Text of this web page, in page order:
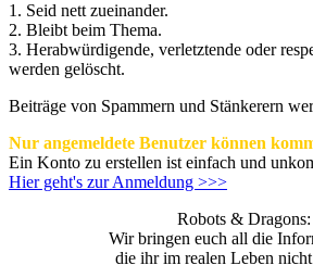
1. Seid nett zueinander.
2. Bleibt beim Thema.
3. Herabwürdigende, verletztende oder
werden gelöscht.
Beiträge von Spammern und Stänkerern
Nur angemeldete Benutzer können
Ein Konto zu erstellen ist einfach und
Hier geht's zur Anmeldung >>>
Robots & Dragons:
Wir bringen euch all die
die ihr im realen Leben